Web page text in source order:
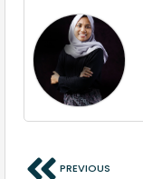
PREVIOUS